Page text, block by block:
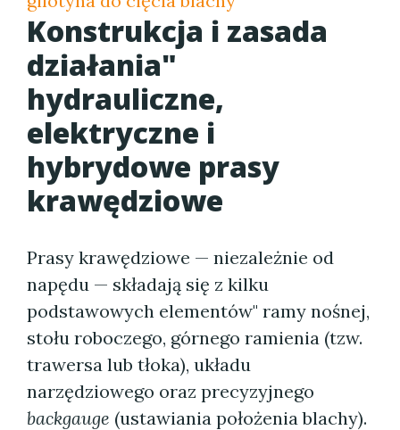
Konstrukcja i zasada
działania"
hydrauliczne,
elektryczne i
hybrydowe prasy
krawędziowe
Prasy krawędziowe — niezależnie od
napędu — składają się z kilku
podstawowych elementów" ramy nośnej,
stołu roboczego, górnego ramienia (tzw.
trawersa lub tłoka), układu
narzędziowego oraz precyzyjnego
backgauge (ustawiania położenia blachy).